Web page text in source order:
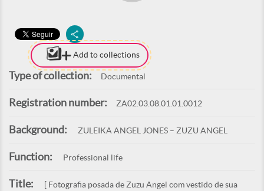
Add to collections
Type of collection: Documental
Registration number: ZA02.03.08.01.01.0012
Background: ZULEIKA ANGEL JONES – ZUZU ANGEL
Function: Professional life
Title:
[ Fotografia posada de Zuzu Angel com vestido de sua